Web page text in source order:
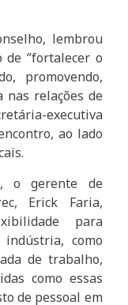
lembrou
‘’fortalecer o
promovendo,
nas relações de
executiva
ao lado
o gerente de
Erick Faria,
para
como
de trabalho,
como essas
de pessoal em